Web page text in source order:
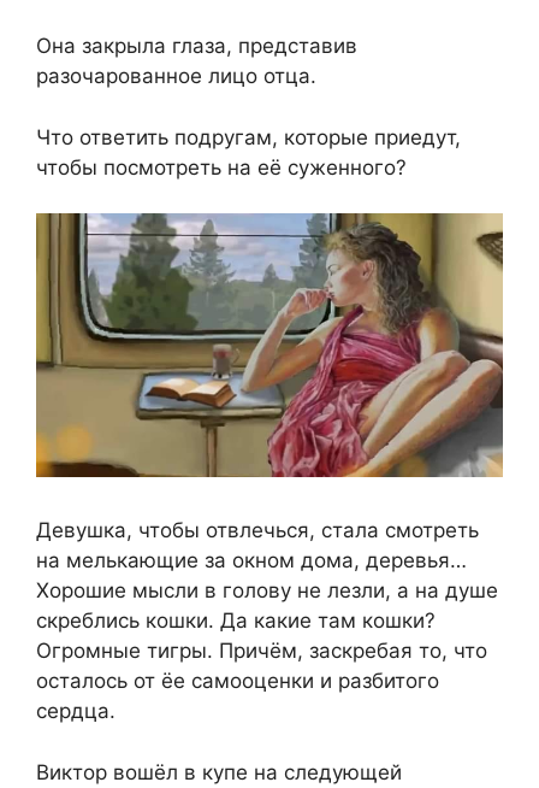
Она закрыла глаза, представив
разочарованное лицо отца.
Что ответить подругам, которые приедут,
чтобы посмотреть на её суженного?
Девушка, чтобы отвлечься, стала смотреть
на мелькающие за окном дома, деревья…
Хорошие мысли в голову не лезли, а на душе
скреблись кошки. Да какие там кошки?
Огромные тигры. Причём, заскребая то, что
осталось от ёе самооценки и разбитого
сердца.
Виктор вошёл в купе на следующей